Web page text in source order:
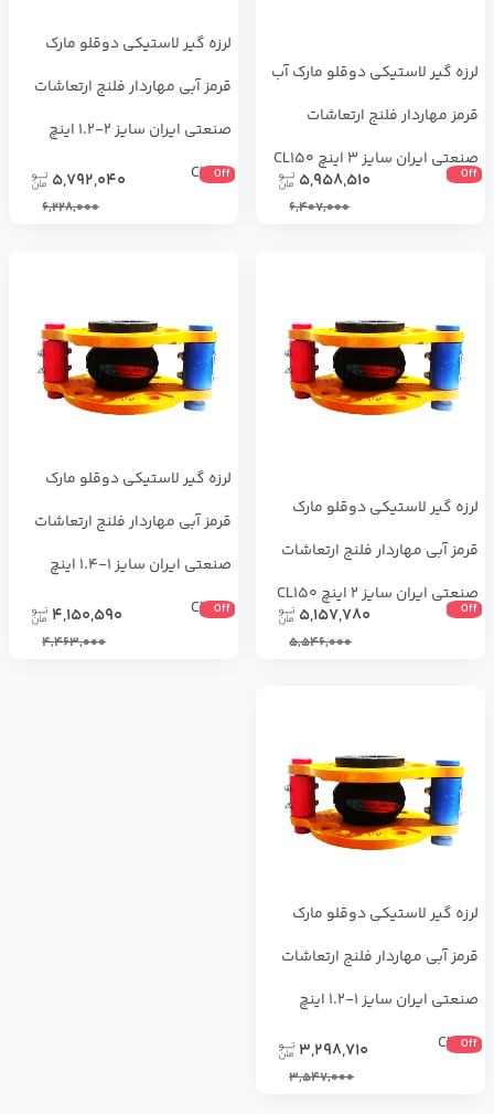
لرزه ‌گیر لاستیکی دوقلو مارک آب
قرمز مهاردار فلنج ارتعاشات
صنعتی ایران سایز 3 اینچ CL150
Off
5,958,510
6,407,000
لرزه ‌گیر لاستیکی دوقلو مارک
قرمز آبی مهاردار فلنج ارتعاشات
صنعتی ایران سایز 2-1.2 اینچ
CL150
Off
5,792,040
6,228,000
لرزه ‌گیر لاستیکی دوقلو مارک
قرمز آبی مهاردار فلنج ارتعاشات
صنعتی ایران سایز 2 اینچ CL150
Off
5,157,780
5,546,000
لرزه ‌گیر لاستیکی دوقلو مارک
قرمز آبی مهاردار فلنج ارتعاشات
صنعتی ایران سایز 1-1.4 اینچ
CL150
Off
4,150,590
4,463,000
لرزه ‌گیر لاستیکی دوقلو مارک
قرمز آبی مهاردار فلنج ارتعاشات
صنعتی ایران سایز 1-1.2 اینچ
CL150
Off
3,298,710
3,547,000